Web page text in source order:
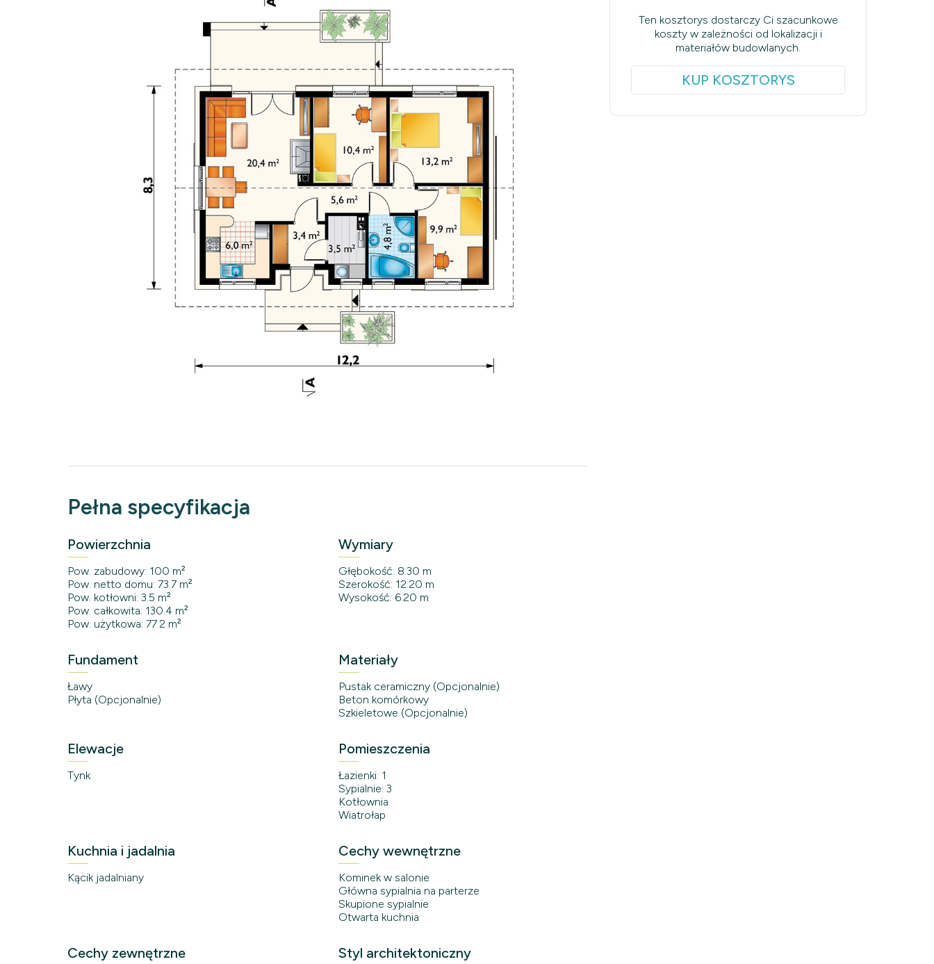
Pełna specyfikacja
Powierzchnia
Pow. zabudowy: 100 m²
Pow. netto domu: 73.7 m²
Pow. kotłowni: 3.5 m²
Pow. całkowita: 130.4 m²
Pow. użytkowa: 77.2 m²
Wymiary
Głębokość: 8.30 m
Szerokość: 12.20 m
Wysokość: 6.20 m
Fundament
Ławy
Płyta (Opcjonalnie)
Materiały
Pustak ceramiczny (Opcjonalnie)
Beton komórkowy
Szkieletowe (Opcjonalnie)
Elewacje
Tynk
Pomieszczenia
Łazienki: 1
Sypialnie: 3
Kotłownia
Wiatrołap
Kuchnia i jadalnia
Kącik jadalniany
Cechy wewnętrzne
Kominek w salonie
Główna sypialnia na parterze
Skupione sypialnie
Otwarta kuchnia
Cechy zewnętrzne Styl architektoniczny
Ten kosztorys dostarczy Ci szacunkowe
koszty w zależności od lokalizacji i
materiałów budowlanych.
KUP KOSZTORYS